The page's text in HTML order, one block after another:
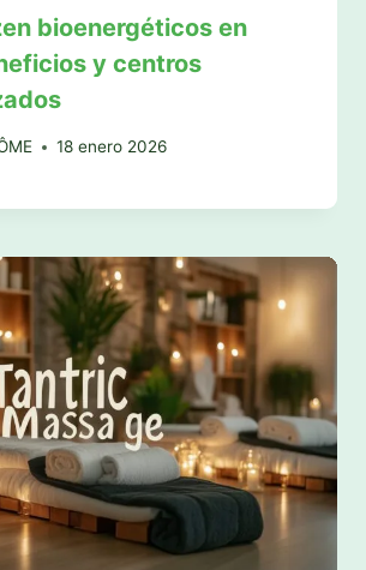
bioenergéticos en
y centros
18 enero 2026